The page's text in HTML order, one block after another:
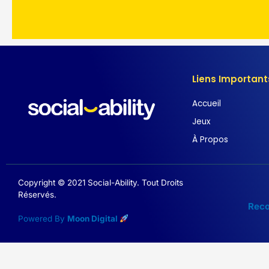
Liens
Accueil
Jeux
À Propos
Copyright © 2021 Social-Ability. Tout Droits
Réservés.
Powered By Moon Digital